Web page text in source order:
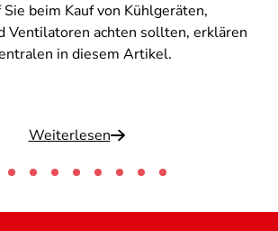
beim Kauf von Kühlgeräten,
Ventilatoren achten sollten, erklären
in diesem Artikel.
Weiterlesen